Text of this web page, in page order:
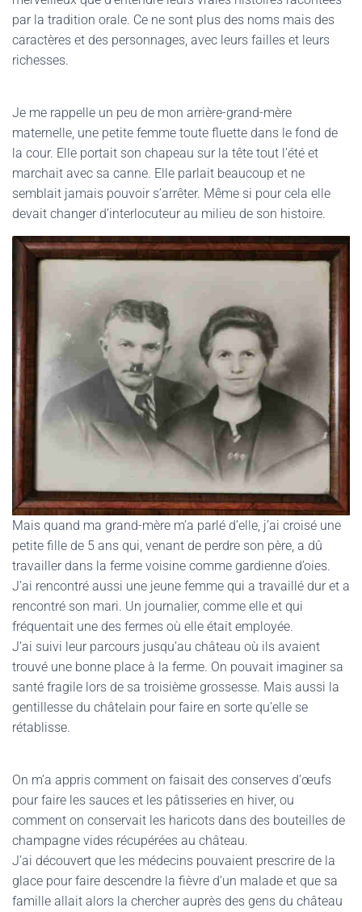
par la tradition orale. Ce ne sont plus des noms mais des
caractères et des personnages, avec leurs failles et leurs
richesses.
Je me rappelle un peu de mon arrière-grand-mère
maternelle, une petite femme toute fluette dans le fond de
la cour. Elle portait son chapeau sur la tête tout l’été et
marchait avec sa canne. Elle parlait beaucoup et ne
semblait jamais pouvoir s’arrêter. Même si pour cela elle
devait changer d’interlocuteur au milieu de son histoire.
Mais quand ma grand-mère m’a parlé d’elle, j’ai croisé une
petite fille de 5 ans qui, venant de perdre son père, a dû
travailler dans la ferme voisine comme gardienne d’oies.
J’ai rencontré aussi une jeune femme qui a travaillé dur et a
rencontré son mari. Un journalier, comme elle et qui
fréquentait une des fermes où elle était employée.
J’ai suivi leur parcours jusqu’au château où ils avaient
trouvé une bonne place à la ferme. On pouvait imaginer sa
santé fragile lors de sa troisième grossesse. Mais aussi la
gentillesse du châtelain pour faire en sorte qu’elle se
rétablisse.
On m’a appris comment on faisait des conserves d’œufs
pour faire les sauces et les pâtisseries en hiver, ou
comment on conservait les haricots dans des bouteilles de
champagne vides récupérées au château.
J’ai découvert que les médecins pouvaient prescrire de la
glace pour faire descendre la fièvre d’un malade et que sa
famille allait alors la chercher auprès des gens du château